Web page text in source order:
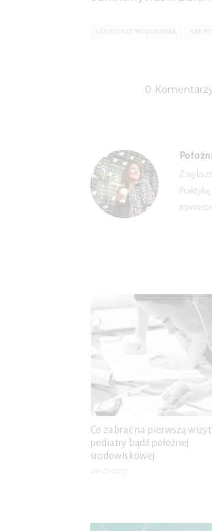
KARMIENIE NOWORODKA
0
Z
Co zabrać na pierwszą
pediatry bądź położnej
środowiskowej
09-01-2015